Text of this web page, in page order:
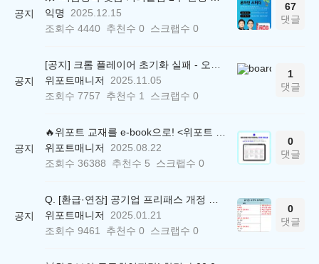
공지
익명
2025.12.15
조회수 4440 추천수 0 스크랩수 0
67
댓글
공지
위포트매니저
2025.11.05
조회수 7757 추천수 1 스크랩수 0
1
댓글
공지
위포트매니저
2025.08.22
조회수 36388 추천수 5 스크랩수 0
0
댓글
공지
위포트매니저
2025.01.21
조회수 9461 추천수 0 스크랩수 0
0
댓글